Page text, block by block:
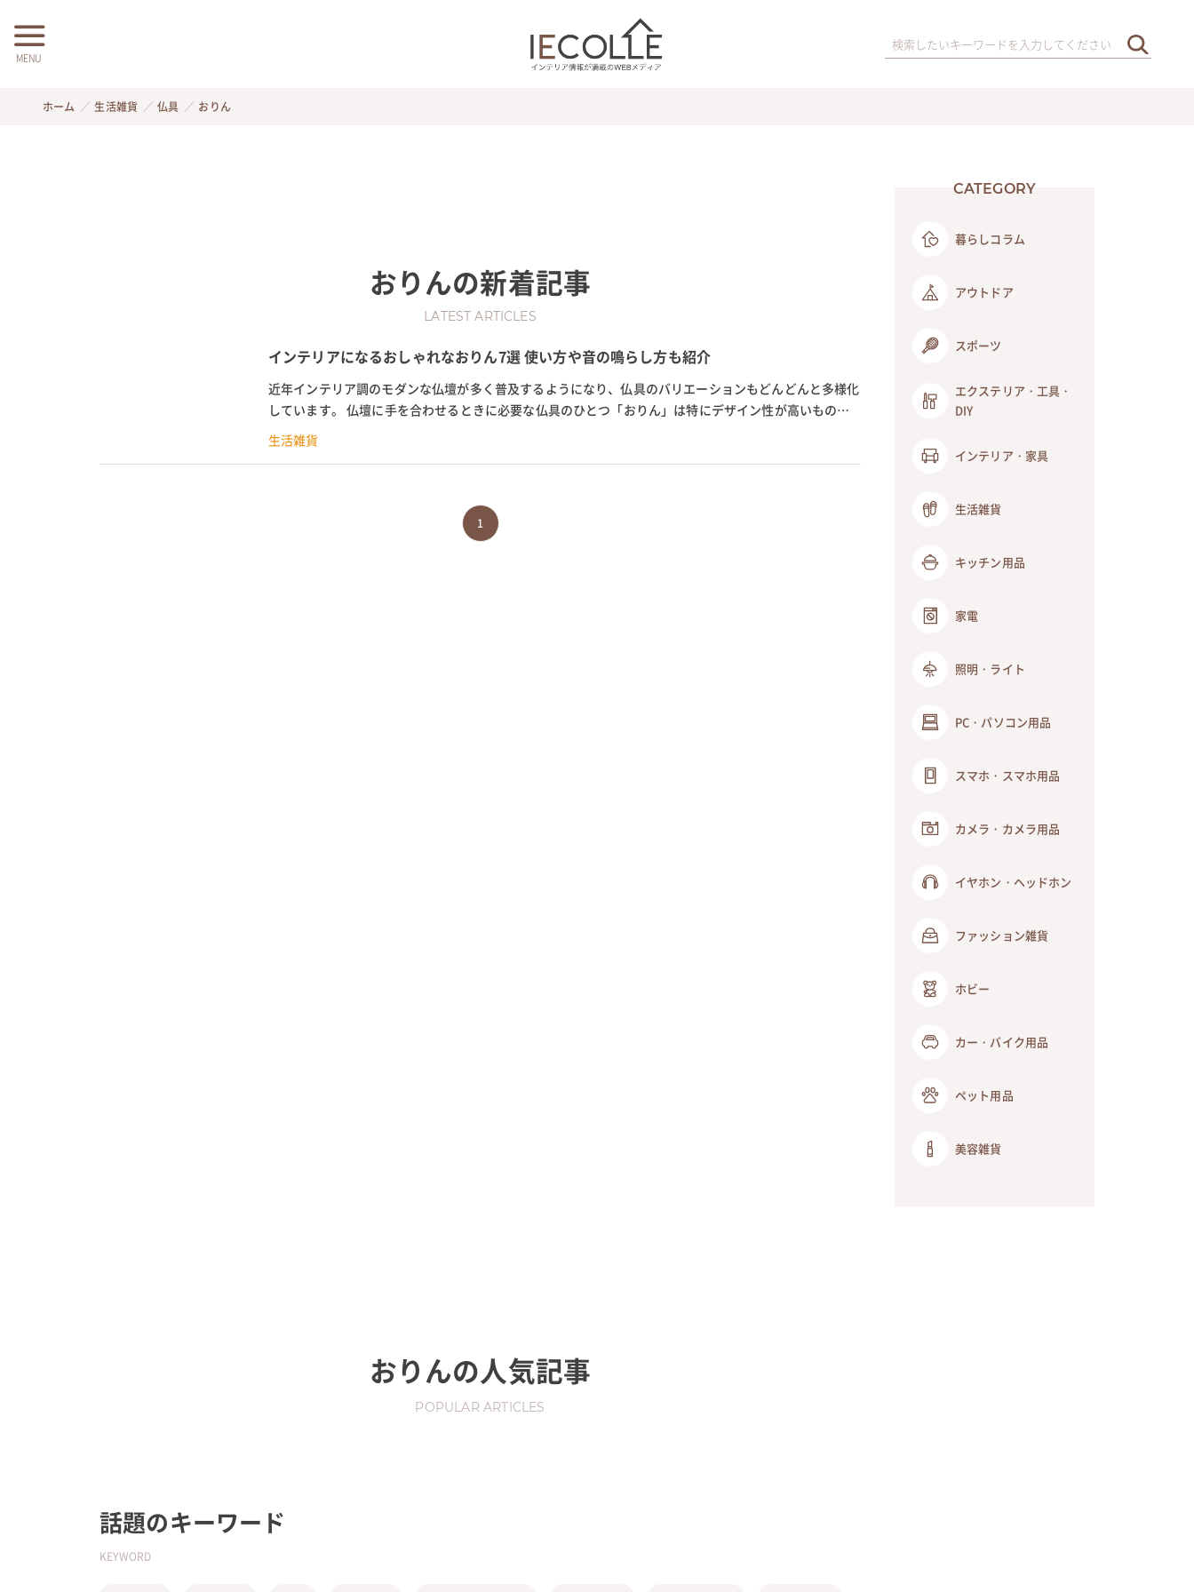
MENU
ホーム 生活雑貨 仏具 おりん
おりんの新着記事
LATEST ARTICLES
インテリアになるおしゃれなおりん7選 使い方や音の鳴らし方も紹介
近年インテリア調のモダンな仏壇が多く普及するようになり、仏具のバリエーションもどんどんと多様化
しています。 仏壇に手を合わせるときに必要な仏具のひとつ「おりん」は特にデザイン性が高いものが
多く、迷ってしまうほどです。 心を穏やかにしてくれ...
生活雑貨
1
CATEGORY
暮らしコラム
アウトドア
スポーツ
エクステリア・工具・
DIY
インテリア・家具
生活雑貨
キッチン用品
家電
照明・ライト
PC・パソコン用品
スマホ・スマホ用品
カメラ・カメラ用品
イヤホン・ヘッドホン
ファッション雑貨
ホビー
カー・バイク用品
ペット用品
美容雑貨
おりんの人気記事
POPULAR ARTICLES
話題のキーワード
KEYWORD